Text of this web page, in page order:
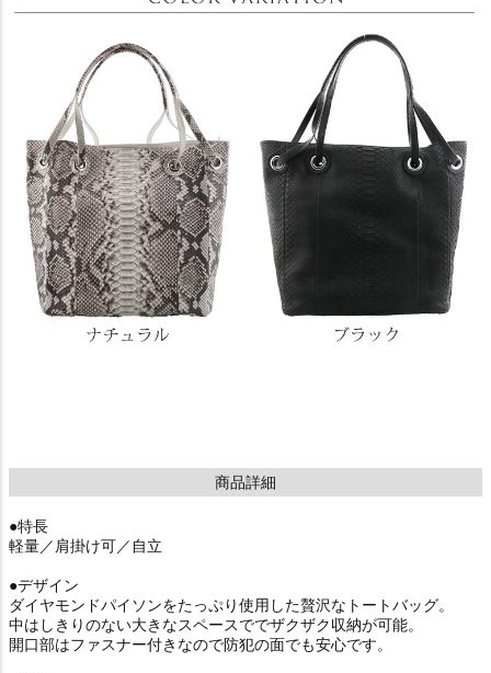
商品詳細
●特長
軽量／肩掛け可／自立
●デザイン
ダイヤモンドパイソンをたっぷり使用した贅沢なトートバッグ。
中はしきりのない大きなスペースででザクザク収納が可能。
開口部はファスナー付きなので防犯の面でも安心です。